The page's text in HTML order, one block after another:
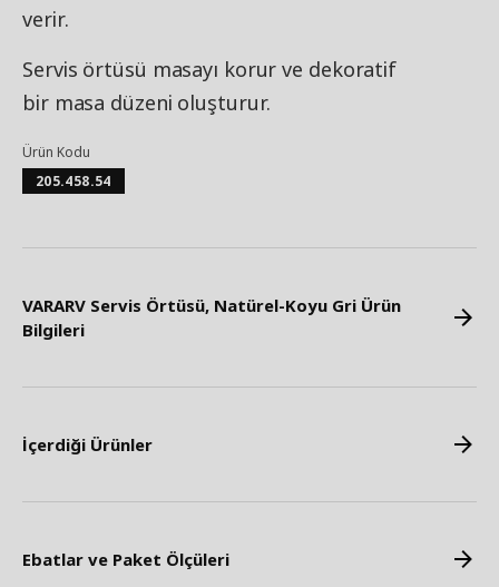
verir.
Servis örtüsü masayı korur ve dekoratif
bir masa düzeni oluşturur.
Ürün Kodu
205.458.54
VARARV Servis Örtüsü, Natürel-Koyu Gri Ürün
Bilgileri
İçerdiği Ürünler
Ebatlar ve Paket Ölçüleri